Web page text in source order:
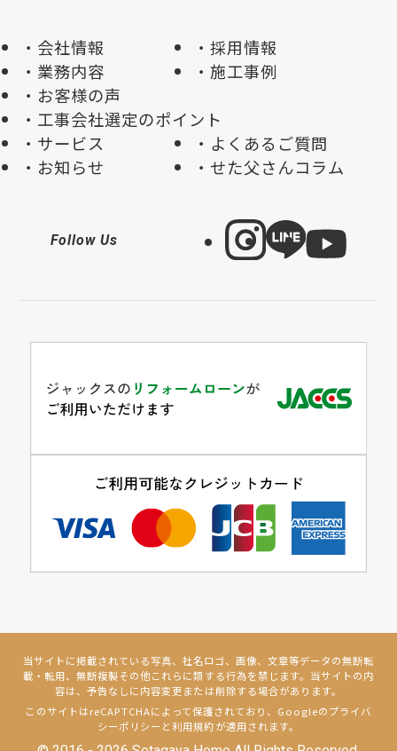
会社情報
採用情報
業務内容
施工事例
お客様の声
工事会社選定のポイント
サービス
よくあるご質問
お知らせ
せた父さんコラム
Follow Us
当サイトに掲載されている写真、社名ロゴ、画像、文章等データの無断転
載・転用、無断複製その他これらに類する行為を禁じます。当サイトの内
容は、予告なしに内容変更または削除する場合があります。
このサイトはreCAPTCHAによって保護されており、Googleのプライバ
シーポリシー と利用規約が適用されます。